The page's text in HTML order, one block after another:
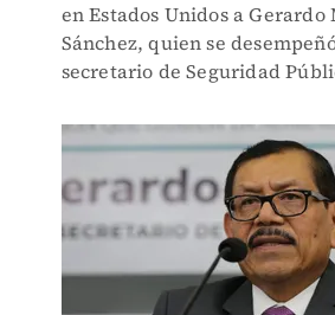
en Estados Unidos a Gerardo
Sánchez, quien se
secretario de Seguridad